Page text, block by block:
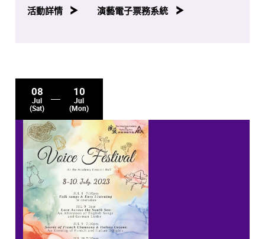
活動詳情 演藝電子票務系統
08
Jul
(Sat)
10
Jul
(Mon)